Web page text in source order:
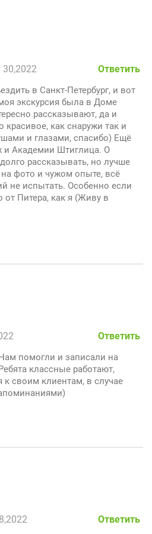
30,2022 Ответить
в Санкт-Петербург, и вот
экскурсия была в Доме
рассказывают, да и
красивое, как снаружи так и
и глазами, спасибо) Ещё
Академии Штиглица. О
рассказывать, но лучше
фото и чужом опыте, всё
не испытать. Особенно если
от Питера, как я (Живу в
Ответить
помогли и записали на
классные работают,
к своим клиентам, в случае
Ответить